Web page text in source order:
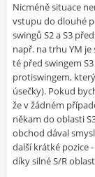
Nicméně situace
vstupu do dlouhé
swingů S2 a S3
např. na trhu YM
té před swingem
protiswingem,
úsečky). Pokud
že v žádném
někam do oblasti
obchod dával
další krátké pozice
díky silné S/R